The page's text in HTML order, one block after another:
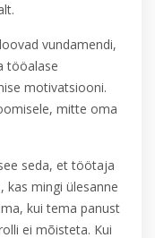
vundamendi,
tööalase
motivatsiooni.
mitte oma
seda, et töötaja
kas mingi ülesanne
kui tema panust
ei mõisteta. Kui